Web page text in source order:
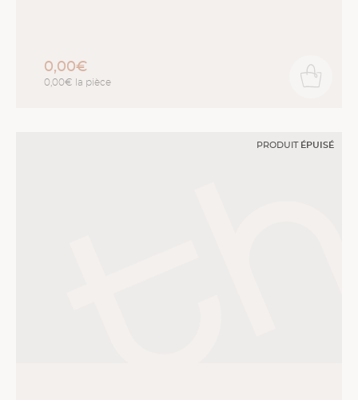
0,00€
0,00€ la pièce
PRODUIT ÉPUISÉ